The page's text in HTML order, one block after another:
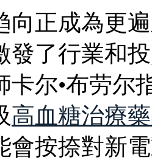
向正成為更
發了行業和
卡尔•布劳尔
高血糖治療
會按捺對新